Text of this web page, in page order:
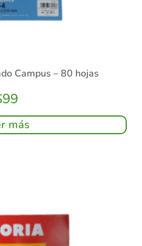
Campus – 80 hojas
99
más